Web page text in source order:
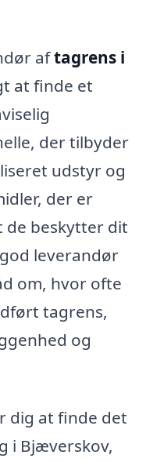
aftagrens i
at finde et
der tilbyder
udstyr og
der er
de beskytter dit
leverandør
om, hvor ofte
tagrens,
og
dig at finde det
i Bjæverskov,